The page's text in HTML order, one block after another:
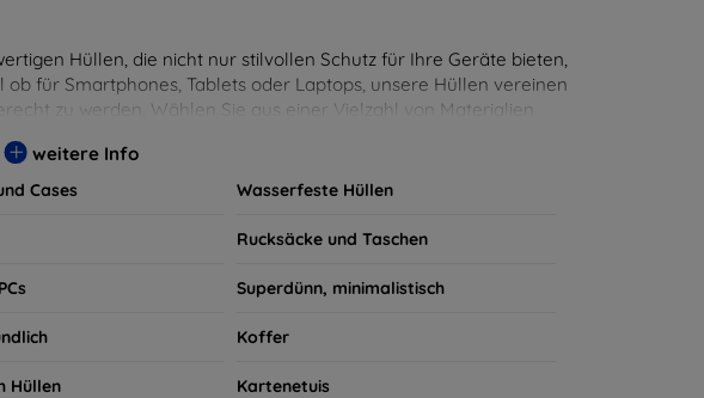
Hüllen, die nicht nur stilvollen Schutz für Ihre Geräte bieten,
für Smartphones, Tablets oder Laptops, unsere Hüllen vereinen
zu werden. Wählen Sie aus einer Vielzahl von Materialien
weitere Info
Cases Wasserfeste Hüllen
Rucksäcke und Taschen
Superdünn, minimalistisch
Koffer
Hüllen Kartenetuis